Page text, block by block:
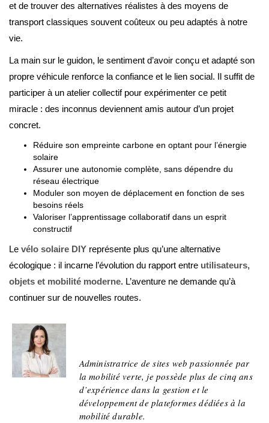
et de trouver des alternatives réalistes à des moyens de
transport classiques souvent coûteux ou peu adaptés à notre
vie.
La main sur le guidon, le sentiment d’avoir conçu et adapté son
propre véhicule renforce la confiance et le lien social. Il suffit de
participer à un atelier collectif pour expérimenter ce petit
miracle : des inconnus deviennent amis autour d’un projet
concret.
Réduire son empreinte carbone en optant pour l’énergie
solaire
Assurer une autonomie complète, sans dépendre du
réseau électrique
Moduler son moyen de déplacement en fonction de ses
besoins réels
Valoriser l’apprentissage collaboratif dans un esprit
constructif
Le vélo solaire DIY représente plus qu’une alternative
écologique : il incarne l’évolution du rapport entre utilisateurs,
objets et mobilité moderne. L’aventure ne demande qu’à
continuer sur de nouvelles routes.
Administratrice de sites web passionnée par
la mobilité verte, je possède plus de cinq ans
d’expérience dans la gestion et le
développement de plateformes dédiées à la
mobilité durable.